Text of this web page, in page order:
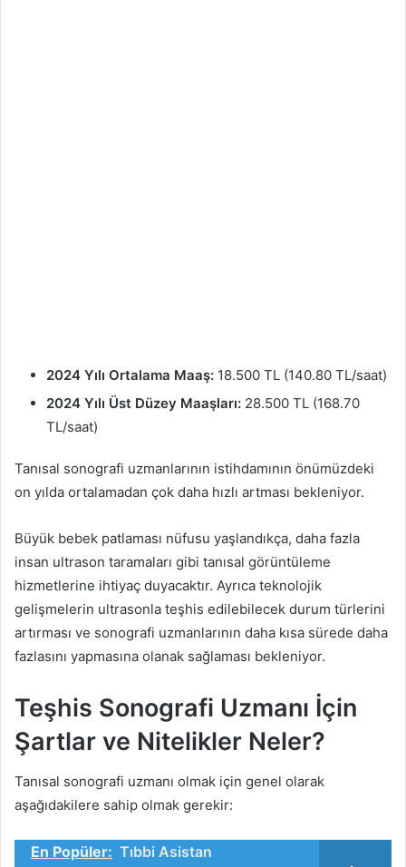
2024 Yılı Ortalama Maaş: 18.500 TL (140.80 TL/saat)
2024 Yılı Üst Düzey Maaşları: 28.500 TL (168.70
TL/saat)
Tanısal sonografi uzmanlarının istihdamının önümüzdeki
on yılda ortalamadan çok daha hızlı artması bekleniyor.
Büyük bebek patlaması nüfusu yaşlandıkça, daha fazla
insan ultrason taramaları gibi tanısal görüntüleme
hizmetlerine ihtiyaç duyacaktır. Ayrıca teknolojik
gelişmelerin ultrasonla teşhis edilebilecek durum türlerini
artırması ve sonografi uzmanlarının daha kısa sürede daha
fazlasını yapmasına olanak sağlaması bekleniyor.
Teşhis Sonografi Uzmanı İçin
Şartlar ve Nitelikler Neler?
Tanısal sonografi uzmanı olmak için genel olarak
aşağıdakilere sahip olmak gerekir:
En Popüler: Tıbbi Asistan